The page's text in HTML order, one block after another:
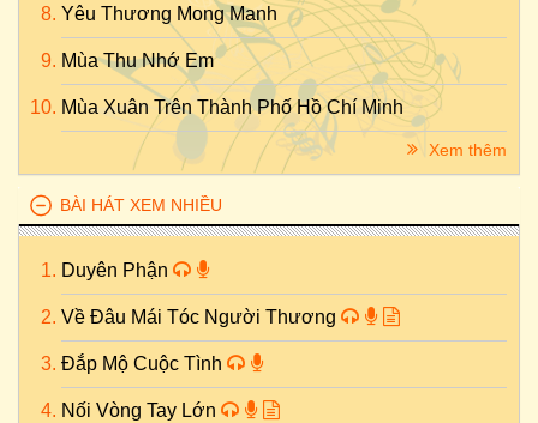
Yêu Thương Mong Manh
Mùa Thu Nhớ Em
Mùa Xuân Trên Thành Phố Hồ Chí Minh
Xem thêm
BÀI HÁT XEM NHIỀU
Duyên Phận
Về Đâu Mái Tóc Người Thương
Đắp Mộ Cuộc Tình
Nối Vòng Tay Lớn